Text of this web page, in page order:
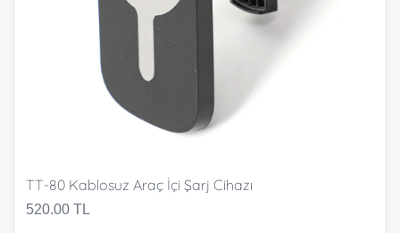
TT-80 Kablosuz Araç İçi Şarj Cihazı
520.00 TL